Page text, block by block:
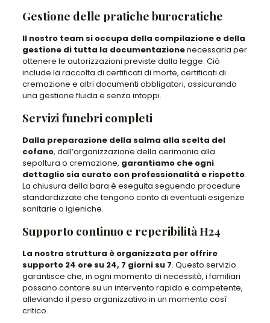
Gestione delle pratiche burocratiche
Il nostro team si occupa della compilazione e della
gestione di tutta la documentazionenecessaria per
ottenere le autorizzazioni previste dalla legge. Ciò
include la raccolta di certificati di morte, certificati di
cremazione e altri documenti obbligatori, assicurando
una gestione fluida e senza intoppi.
Servizi funebri completi
Dalla preparazione della salma alla scelta del
cofano, dall’organizzazione della cerimonia alla
sepoltura o cremazione, garantiamo che ogni
dettaglio sia curato con professionalità e rispetto.
La chiusura della bara è eseguita seguendo procedure
standardizzate che tengono conto di eventuali esigenze
sanitarie o igieniche.
Supporto continuo e reperibilità H24
La nostra struttura è organizzata per offrire
supporto 24 ore su 24, 7 giorni su 7. Questo servizio
garantisce che, in ogni momento di necessità, i familiari
possano contare su un intervento rapido e competente,
alleviando il peso organizzativo in un momento così
critico.